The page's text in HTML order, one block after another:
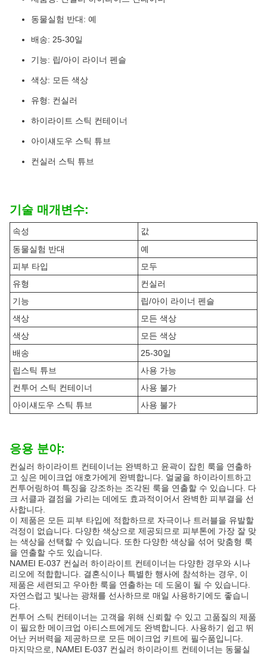
동물실험 반대: 예
배송: 25-30일
기능: 립/아이 라이너 펜슬
색상: 모든 색상
유형: 컨실러
하이라이트 스틱 컨테이너
아이섀도우 스틱 튜브
컨실러 스틱 튜브
기술 매개변수:
속성
값
동물실험 반대
예
피부 타입
모두
유형
컨실러
기능
립/아이 라이너 펜슬
색상
모든 색상
색상
모든 색상
배송
25-30일
립스틱 튜브
사용 가능
컨투어 스틱 컨테이너
사용 불가
아이섀도우 스틱 튜브
사용 불가
응용 분야:
컨실러 하이라이트 컨테이너는 완벽하고 윤곽이 잡힌 룩을 연출하
고 싶은 메이크업 애호가에게 완벽합니다. 얼굴을 하이라이트하고
컨투어링하여 특징을 강조하는 조각된 룩을 연출할 수 있습니다. 다
크 서클과 결점을 가리는 데에도 효과적이어서 완벽한 피부결을 선
사합니다.
이 제품은 모든 피부 타입에 적합하므로 자극이나 트러블을 유발할
걱정이 없습니다. 다양한 색상으로 제공되므로 피부톤에 가장 잘 맞
는 색상을 선택할 수 있습니다. 또한 다양한 색상을 섞어 맞춤형 룩
을 연출할 수도 있습니다.
NAMEI E-037 컨실러 하이라이트 컨테이너는 다양한 경우와 시나
리오에 적합합니다. 결혼식이나 특별한 행사에 참석하는 경우, 이
제품은 세련되고 우아한 룩을 연출하는 데 도움이 될 수 있습니다.
자연스럽고 빛나는 광채를 선사하므로 매일 사용하기에도 좋습니
다.
컨투어 스틱 컨테이너는 고객을 위해 신뢰할 수 있고 고품질의 제품
이 필요한 메이크업 아티스트에게도 완벽합니다. 사용하기 쉽고 뛰
어난 커버력을 제공하므로 모든 메이크업 키트에 필수품입니다.
마지막으로, NAMEI E-037 컨실러 하이라이트 컨테이너는 동물실